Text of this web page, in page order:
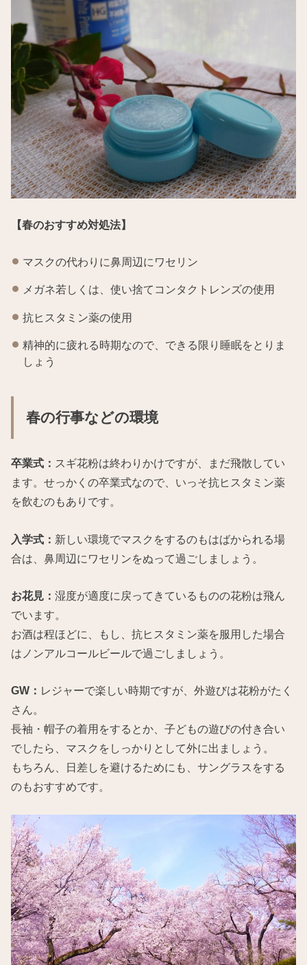
【春のおすすめ対処法】
マスクの代わりに鼻周辺にワセリン
メガネ若しくは、使い捨てコンタクトレンズの使用
抗ヒスタミン薬の使用
精神的に疲れる時期なので、できる限り睡眠をとりま
しょう
春の行事などの環境
卒業式： スギ花粉は終わりかけですが、まだ飛散してい
ます。せっかくの卒業式なので、いっそ抗ヒスタミン薬
を飲むのもありです。
入学式： 新しい環境でマスクをするのもはばかられる場
合は、鼻周辺にワセリンをぬって過ごしましょう。
お花見：湿度が適度に戻ってきているものの花粉は飛ん
でいます。
お酒は程ほどに、もし、抗ヒスタミン薬を服用した場合
はノンアルコールビールで過ごしましょう。
GW： レジャーで楽しい時期ですが、外遊びは花粉がたく
さん。
長袖・帽子の着用をするとか、子どもの遊びの付き合い
でしたら、マスクをしっかりとして外に出ましょう。
もちろん、日差しを避けるためにも、サングラスをする
のもおすすめです。